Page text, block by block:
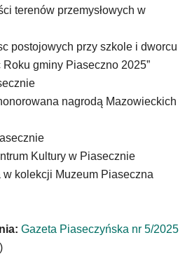
terenów przemysłowych w
postojowych przy szkole i dworcu
gminy Piaseczno 2025”
nagrodą Mazowieckich
Kultury w Piasecznie
kolekcji Muzeum Piaseczna
Gazeta Piaseczyńska nr 5/2025